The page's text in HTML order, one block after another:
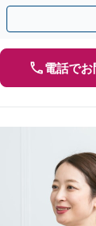
分】
電話で